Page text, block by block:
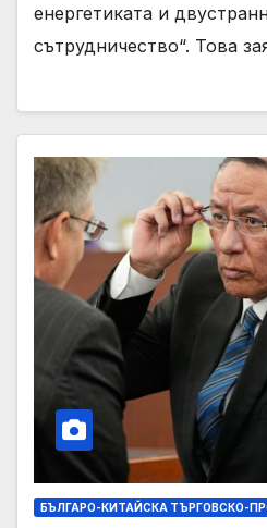
енергетиката и
сътрудничество“. Това
БЪЛГАРО-КИТАЙСКА ТЪРГОВСКО-